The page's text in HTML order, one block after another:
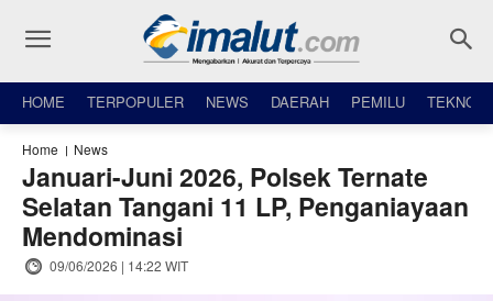
HOME TERPOPULER NEWS DAERAH PEMILU TEKNO
Home News
Januari-Juni 2026, Polsek Ternate
Selatan Tangani 11 LP, Penganiayaan
Mendominasi
09/06/2026 | 14:22 WIT